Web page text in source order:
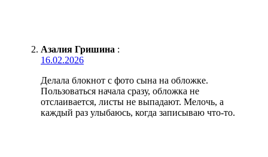
Азалия Гришина :
16.02.2026
Делала блокнот с фото сына на обложке.
Пользоваться начала сразу, обложка не
отслаивается, листы не выпадают. Мелочь, а
каждый раз улыбаюсь, когда записываю что-то.